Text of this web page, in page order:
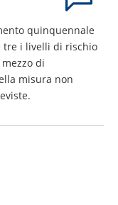
quinquennale
i livelli di rischio
di
misura non